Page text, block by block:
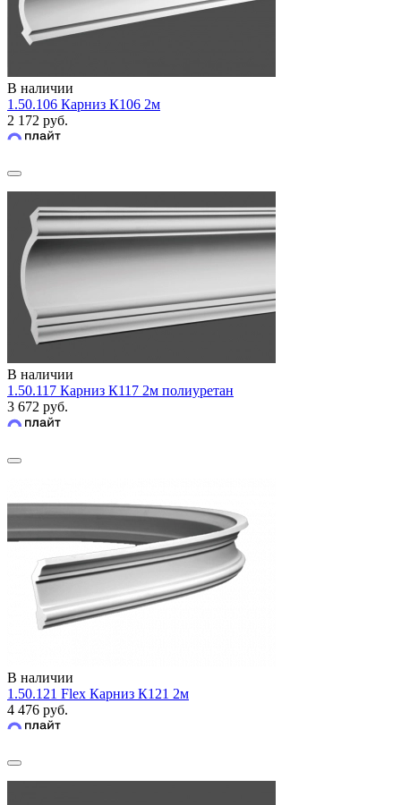
В наличии
1.50.106 Карниз К106 2м
2 172 руб.
В наличии
1.50.117 Карниз К117 2м полиуретан
3 672 руб.
В наличии
1.50.121 Flex Карниз К121 2м
4 476 руб.